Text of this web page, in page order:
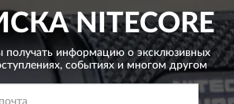
NITECORE
получать информацию о эксклюзивных
событиях и многом другом